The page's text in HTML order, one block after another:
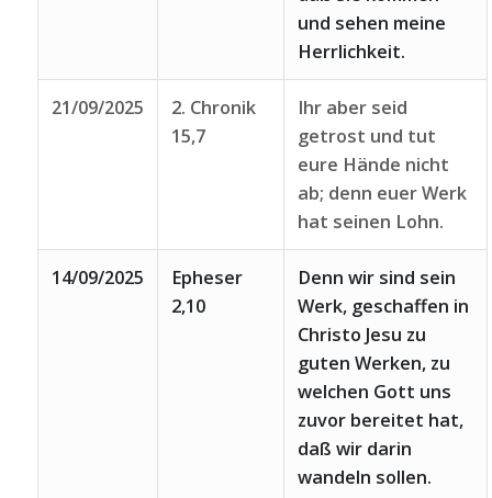
und sehen meine
Herrlichkeit.
21/09/2025
2. Chronik
15,7
Ihr aber seid
getrost und tut
eure Hände nicht
ab; denn euer Werk
hat seinen Lohn.
14/09/2025
Epheser
2,10
Denn wir sind sein
Werk, geschaffen in
Christo Jesu zu
guten Werken, zu
welchen Gott uns
zuvor bereitet hat,
daß wir darin
wandeln sollen.